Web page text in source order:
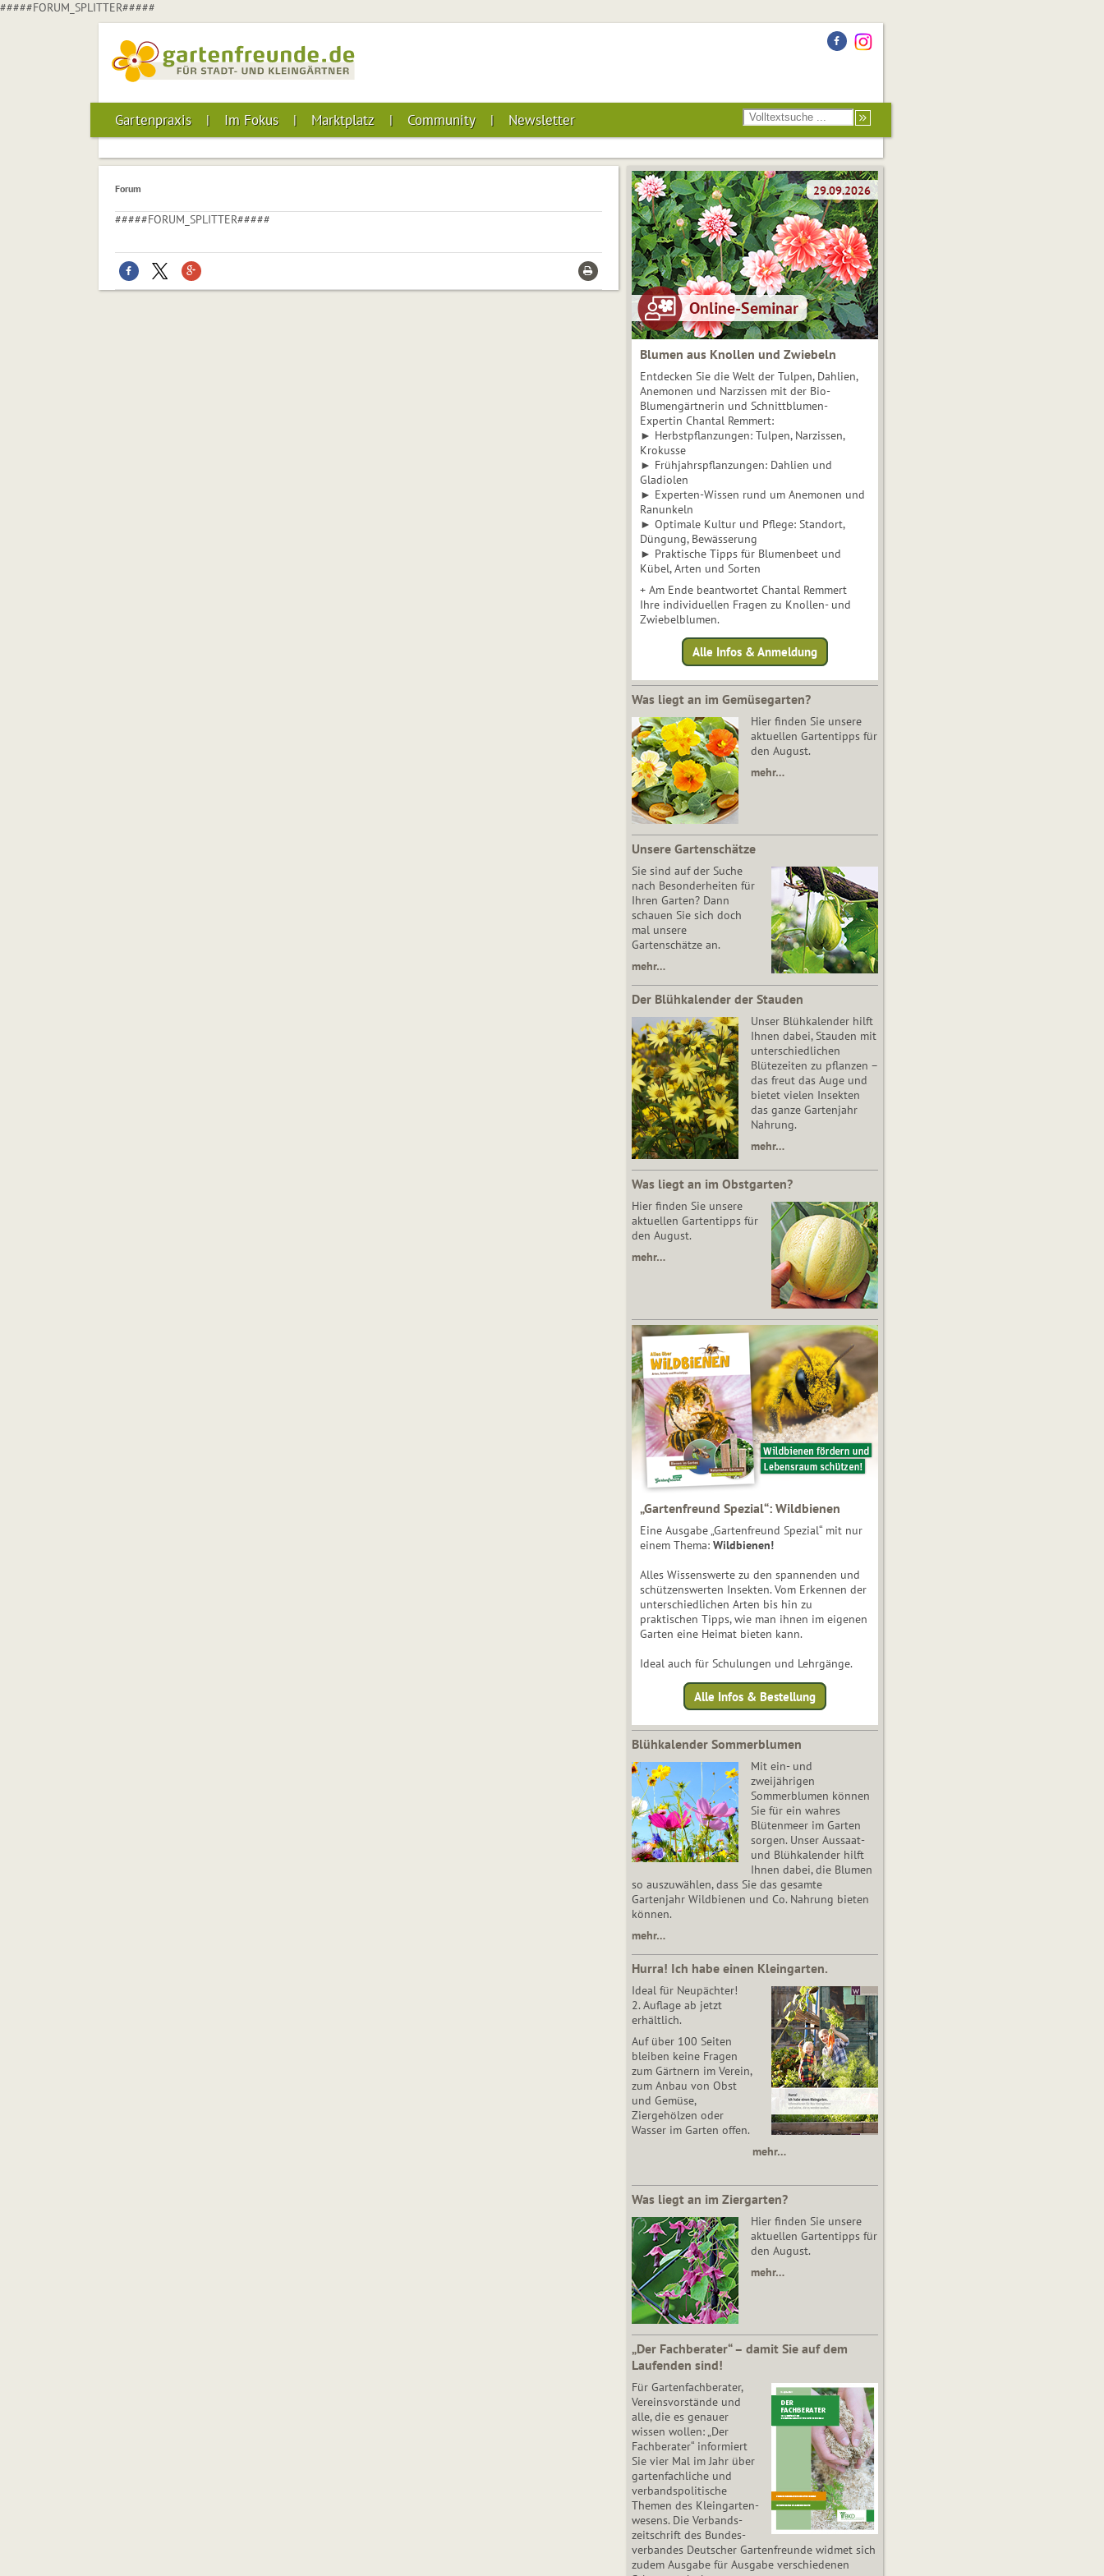
#####FORUM_SPLITTER#####
Gartenpraxis Im Fokus Marktplatz Community Newsletter
Forum
#####FORUM_SPLITTER#####
Blumen aus Knollen und Zwiebeln
Entdecken Sie die Welt der Tulpen, Dahlien,
Anemonen und Narzissen mit der Bio-
Blumengärtnerin und Schnittblumen-
Expertin Chantal Remmert:
► Herbstpflanzungen: Tulpen, Narzissen,
Krokusse
► Frühjahrspflanzungen: Dahlien und
Gladiolen
► Experten-Wissen rund um Anemonen und
Ranunkeln
► Optimale Kultur und Pflege: Standort,
Düngung, Bewässerung
► Praktische Tipps für Blumenbeet und
Kübel, Arten und Sorten
+ Am Ende beantwortet Chantal Remmert
Ihre individuellen Fragen zu Knollen- und
Zwiebelblumen.
Alle Infos & Anmeldung
Was liegt an im Gemüsegarten?
Hier finden Sie unsere
aktuellen Gartentipps für
den August.
mehr…
Unsere Gartenschätze
Sie sind auf der Suche
nach Besonderheiten für
Ihren Garten? Dann
schauen Sie sich doch
mal unsere
Gartenschätze an.
mehr…
Der Blühkalender der Stauden
Unser Blühkalender hilft
Ihnen dabei, Stauden mit
unterschiedlichen
Blütezeiten zu pflanzen –
das freut das Auge und
bietet vielen Insekten
das ganze Gartenjahr
Nahrung.
mehr…
Was liegt an im Obstgarten?
Hier finden Sie unsere
aktuellen Gartentipps für
den August.
mehr…
„Gartenfreund Spezial“: Wildbienen
Eine Ausgabe „Gartenfreund Spezial“ mit nur
einem Thema: Wildbienen!
Alles Wissenswerte zu den spannenden und
schützenswerten Insekten. Vom Erkennen der
unterschiedlichen Arten bis hin zu
praktischen Tipps, wie man ihnen im eigenen
Garten eine Heimat bieten kann.
Ideal auch für Schulungen und Lehrgänge.
Alle Infos & Bestellung
Blühkalender Sommerblumen
Mit ein- und
zweijährigen
Sommerblumen können
Sie für ein wahres
Blütenmeer im Garten
sorgen. Unser Aussaat-
und Blühkalender hilft
Ihnen dabei, die Blumen
so auszuwählen, dass Sie das gesamte
Gartenjahr Wildbienen und Co. Nahrung bieten
können.
mehr…
Hurra! Ich habe einen Kleingarten.
Ideal für Neupächter!
2. Auflage ab jetzt
erhältlich.
Auf über 100 Seiten
bleiben keine Fragen
zum Gärtnern im Verein,
zum Anbau von Obst
und Gemüse,
Ziergehölzen oder
Wasser im Garten offen.
mehr…
Was liegt an im Ziergarten?
Hier finden Sie unsere
aktuellen Gartentipps für
den August.
mehr…
„Der Fachberater“ – damit Sie auf dem
Laufenden sind!
Für Gartenfachberater,
Vereinsvorstände und
alle, die es genauer
wissen wollen: „Der
Fachberater“ informiert
Sie vier Mal im Jahr über
gartenfachliche und
verbandspolitische
Themen des Klein­gar­ten­
wesens. Die Ver­bands­
zeit­schrift des Bun­des­
ver­ban­des Deutscher Gartenfreunde widmet sich
zudem Ausgabe für Ausgabe verschiedenen